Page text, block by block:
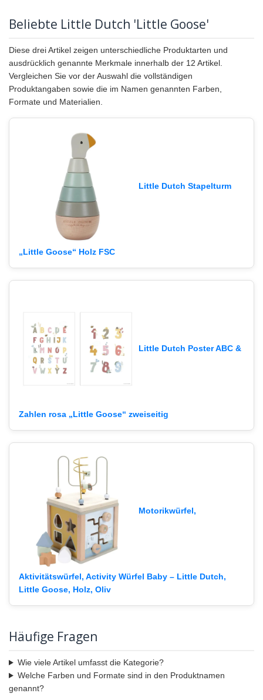
Beliebte Little Dutch 'Little Goose'
Diese drei Artikel zeigen unterschiedliche Produktarten und
ausdrücklich genannte Merkmale innerhalb der 12 Artikel.
Vergleichen Sie vor der Auswahl die vollständigen
Produktangaben sowie die im Namen genannten Farben,
Formate und Materialien.
Little Dutch Stapelturm
„Little Goose“ Holz FSC
Little Dutch Poster ABC &
Zahlen rosa „Little Goose“ zweiseitig
Motorikwürfel,
Aktivitätswürfel, Activity Würfel Baby – Little Dutch,
Little Goose, Holz, Oliv
Häufige Fragen
Wie viele Artikel umfasst die Kategorie?
Welche Farben und Formate sind in den Produktnamen
genannt?